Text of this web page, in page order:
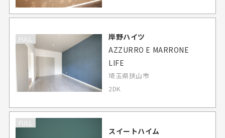
FULL
岸野ハイツ
AZZURRO E MARRONE
LIFE
埼玉県狭山市
2DK
FULL
スイートハイム